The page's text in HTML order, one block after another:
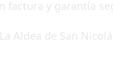
factura y garantía
Aldea de San